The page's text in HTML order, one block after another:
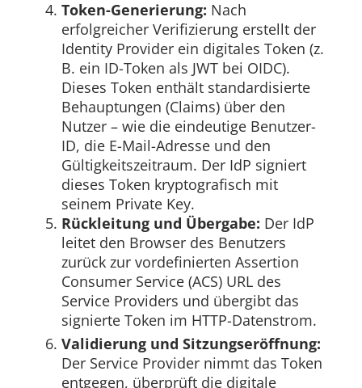
Token-Generierung: Nach
erfolgreicher Verifizierung erstellt der
Identity Provider ein digitales Token (z.
B. ein ID-Token als JWT bei OIDC).
Dieses Token enthält standardisierte
Behauptungen (Claims) über den
Nutzer – wie die eindeutige Benutzer-
ID, die E-Mail-Adresse und den
Gültigkeitszeitraum. Der IdP signiert
dieses Token kryptografisch mit
seinem Private Key.
Rückleitung und Übergabe: Der IdP
leitet den Browser des Benutzers
zurück zur vordefinierten Assertion
Consumer Service (ACS) URL des
Service Providers und übergibt das
signierte Token im HTTP-Datenstrom.
Validierung und Sitzungseröffnung:
Der Service Provider nimmt das Token
entgegen, überprüft die digitale